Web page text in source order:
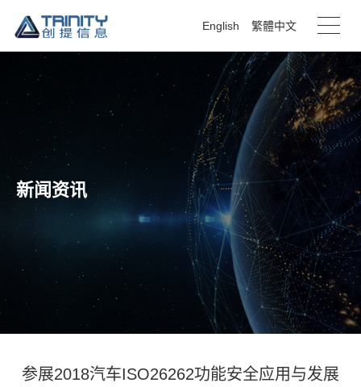
English 繁體中文
新闻资讯
参展2018汽车ISO26262功能安全应用与发展